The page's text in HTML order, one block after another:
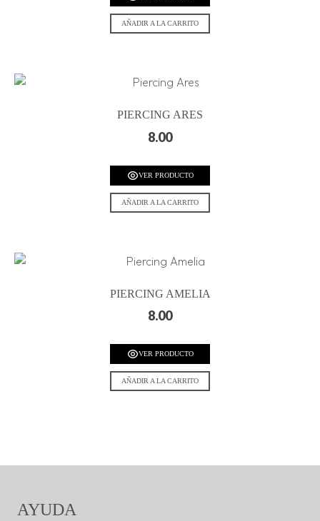
AÑADIR A LA CARRITO
PIERCING ARES
8.00
VER PRODUCTO
AÑADIR A LA CARRITO
PIERCING AMELIA
8.00
VER PRODUCTO
AÑADIR A LA CARRITO
AYUDA